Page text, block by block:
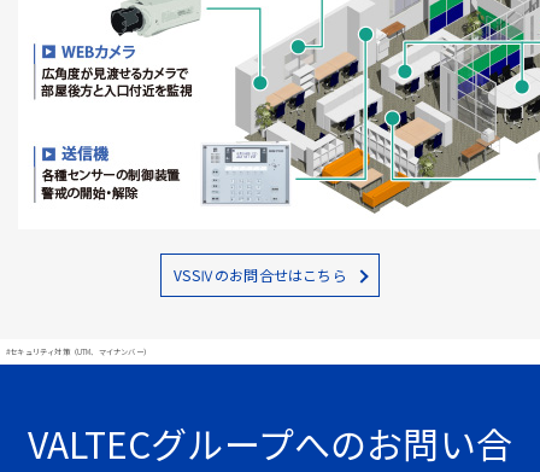
VSSⅣのお問合せはこちら
#セキュリティ対策（UTM、マイナンバー）
VALTECグループへのお問い合